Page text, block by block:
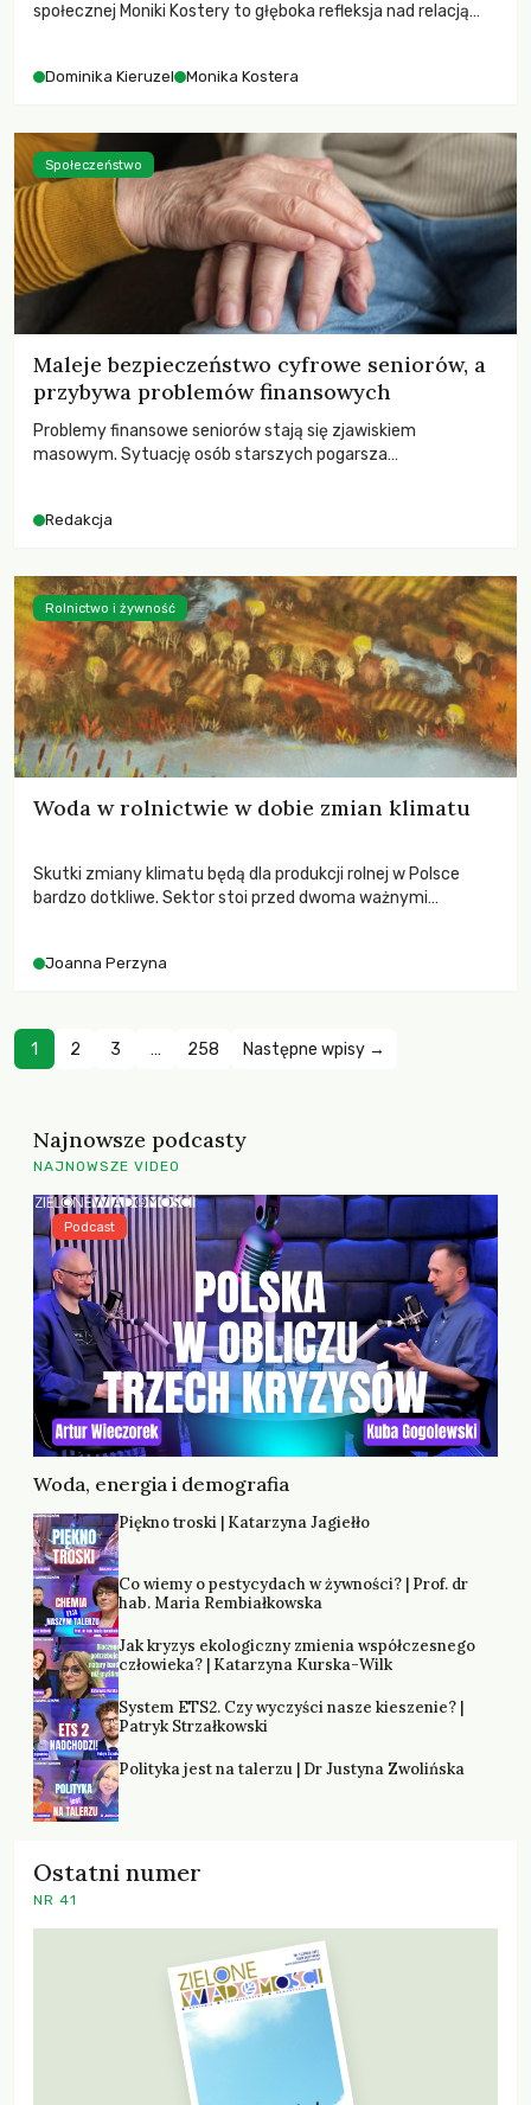
społecznej Moniki Kostery to głęboka refleksja nad relacją
Dominika Kieruzel Monika Kostera
Maleje bezpieczeństwo cyfrowe seniorów, a
przybywa problemów finansowych
Problemy finansowe seniorów stają się zjawiskiem
masowym. Sytuację osób starszych pogarsza
Redakcja
Społeczeństwo
Woda w rolnictwie w dobie zmian klimatu
Skutki zmiany klimatu będą dla produkcji rolnej w Polsce
bardzo dotkliwe. Sektor stoi przed dwoma ważnymi
zachodzących zmian klimatycznych. Wymagać to będzie
Joanna Perzyna
Rolnictwo i żywność
1 2 3 … 258 Następne wpisy →
Najnowsze podcasty
NAJNOWSZE VIDEO
Woda, energia i demografia
Podcast
Piękno troski | Katarzyna Jagiełło
Co wiemy o pestycydach w żywności? | Prof. dr
hab. Maria Rembiałkowska
Jak kryzys ekologiczny zmienia współczesnego
człowieka? | Katarzyna Kurska-Wilk
System ETS2. Czy wyczyści nasze kieszenie? |
Patryk Strzałkowski
Polityka jest na talerzu | Dr Justyna Zwolińska
Ostatni numer
NR 41